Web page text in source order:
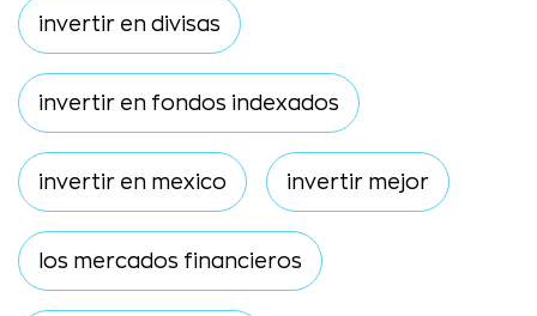
invertir en divisas
invertir en fondos indexados
invertir en mexico invertir mejor
los mercados financieros